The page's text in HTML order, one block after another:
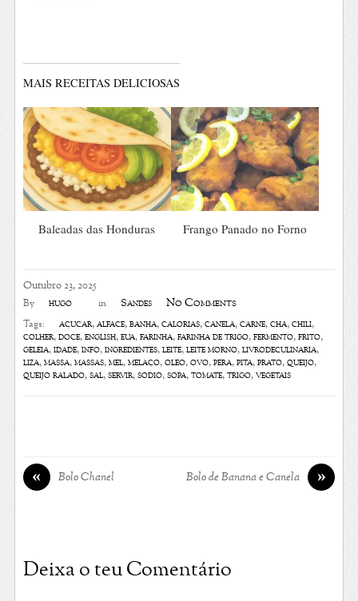
Outubro 23, 2025
By hugo in Sandes No Comments
Tags: açúcar,alface,banha,calorias,canela,carne,chá,chili,
colher,doce,english,eua,farinha,farinha de trigo,fermento,frito,
geleia,idade,info,ingredientes,leite,leite morno,livrodeculinaria,
liza,massa,massas,mel,melaço,óleo,ovo,pera,pita,prato,queijo,
queijo ralado,sal,servir,sódio,sopa,tomate,trigo,vegetais
MAIS RECEITAS DELICIOSAS
Baleadas das Honduras Frango Panado no Forno
« Bolo Chanel »
Bolo de Banana e Canela
Deixa o teu Comentário